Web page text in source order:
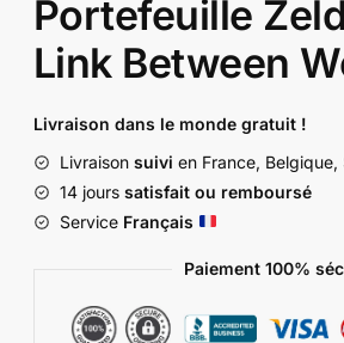
Portefeuille
Link Between
Livraison dans le monde gratuit !
Livraison suivi en France, Belgique,
14 jours satisfait ou remboursé
Service Français
Paiement 100%